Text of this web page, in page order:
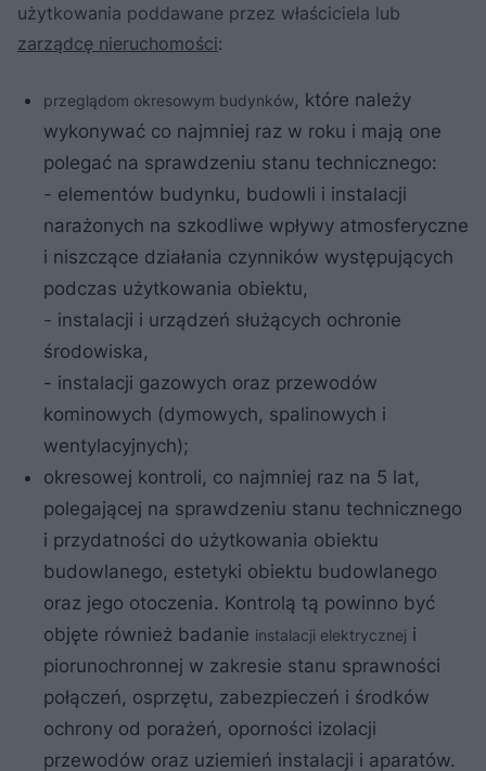
użytkowania poddawane przez właściciela lub
zarządcę nieruchomości:
przeglądom okresowym budynków, które należy
wykonywać co najmniej raz w roku i mają one
polegać na sprawdzeniu stanu technicznego:
- elementów budynku, budowli i instalacji
narażonych na szkodliwe wpływy atmosferyczne
i niszczące działania czynników występujących
podczas użytkowania obiektu,
- instalacji i urządzeń służących ochronie
środowiska,
- instalacji gazowych oraz przewodów
kominowych (dymowych, spalinowych i
wentylacyjnych);
okresowej kontroli, co najmniej raz na 5 lat,
polegającej na sprawdzeniu stanu technicznego
i przydatności do użytkowania obiektu
budowlanego, estetyki obiektu budowlanego
oraz jego otoczenia. Kontrolą tą powinno być
objęte również badanie instalacji elektrycznej i
piorunochronnej w zakresie stanu sprawności
połączeń, osprzętu, zabezpieczeń i środków
ochrony od porażeń, oporności izolacji
przewodów oraz uziemień instalacji i aparatów.